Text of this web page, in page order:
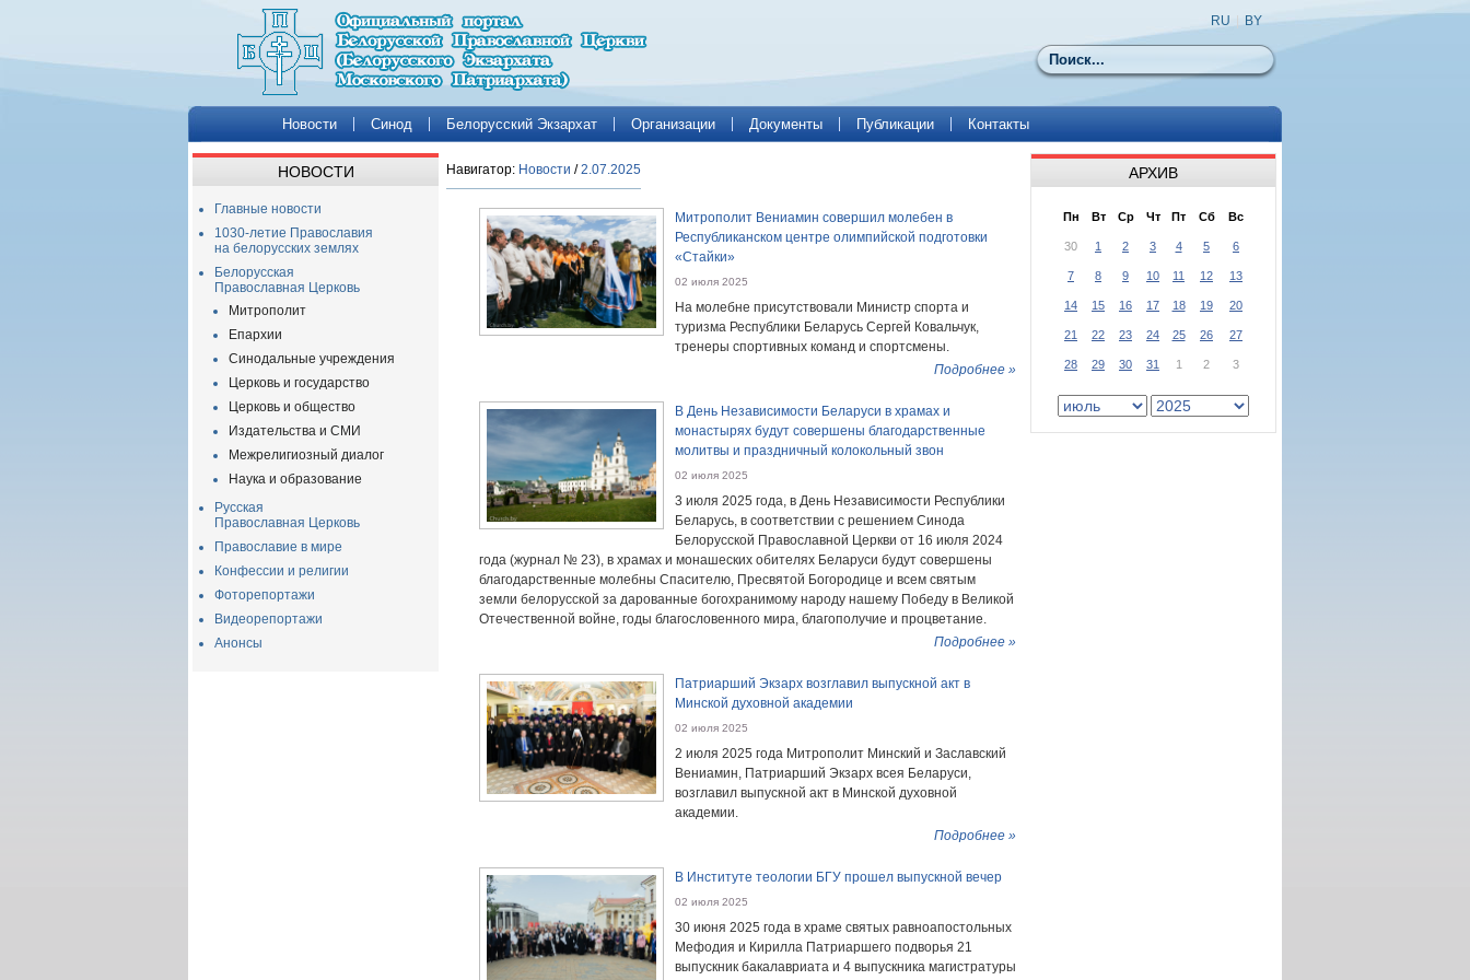
Поиск
RU BY
Новости Синод Белорусский Экзархат Организации Документы Публикации Контакты
НОВОСТИ
Главные новости
1030-летие Православия
на белорусских землях
Белорусская
Православная Церковь
Митрополит
Епархии
Синодальные учреждения
Церковь и государство
Церковь и общество
Издательства и СМИ
Межрелигиозный диалог
Наука и образование
Русская
Православная Церковь
Православие в мире
Конфессии и религии
Фоторепортажи
Видеорепортажи
Анонсы
Навигатор: Новости /2.07.2025
Митрополит Вениамин совершил молебен в
Республиканском центре олимпийской подготовки
«Стайки»
02 июля 2025
На молебне присутствовали Министр спорта и
туризма Республики Беларусь Сергей Ковальчук,
тренеры спортивных команд и спортсмены.
Подробнее »
В День Независимости Беларуси в храмах и
монастырях будут совершены благодарственные
молитвы и праздничный колокольный звон
02 июля 2025
3 июля 2025 года, в День Независимости Республики
Беларусь, в соответствии с решением Синода
Белорусской Православной Церкви от 16 июля 2024
года (журнал № 23), в храмах и монашеских обителях Беларуси будут совершены
благодарственные молебны Спасителю, Пресвятой Богородице и всем святым
земли белорусской за дарованные богохранимому народу нашему Победу в Великой
Отечественной войне, годы благословенного мира, благополучие и процветание.
Подробнее »
Патриарший Экзарх возглавил выпускной акт в
Минской духовной академии
02 июля 2025
2 июля 2025 года Митрополит Минский и Заславский
Вениамин, Патриарший Экзарх всея Беларуси,
возглавил выпускной акт в Минской духовной
академии.
Подробнее »
В Институте теологии БГУ прошел выпускной вечер
02 июля 2025
30 июня 2025 года в храме святых равноапостольных
Мефодия и Кирилла Патриаршего подворья 21
выпускник бакалавриата и 4 выпускника магистратуры
АРХИВ
Пн Вт Ср Чт Пт Сб Вс
30 1 2 3 4 5 6
7 8 9 10 11 12 13
14 15 16 17 18 19 20
21 22 23 24 25 26 27
28 29 30 31 1 2 3